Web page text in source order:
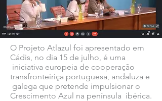
O Projeto Atlazul foi apresentado em
Cádis, no dia 15 de julho, é uma
iniciativa europeia de cooperação
transfronteiriça portuguesa, andaluza e
galega que pretende impulsionar o
Crescimento Azul na península ibérica.